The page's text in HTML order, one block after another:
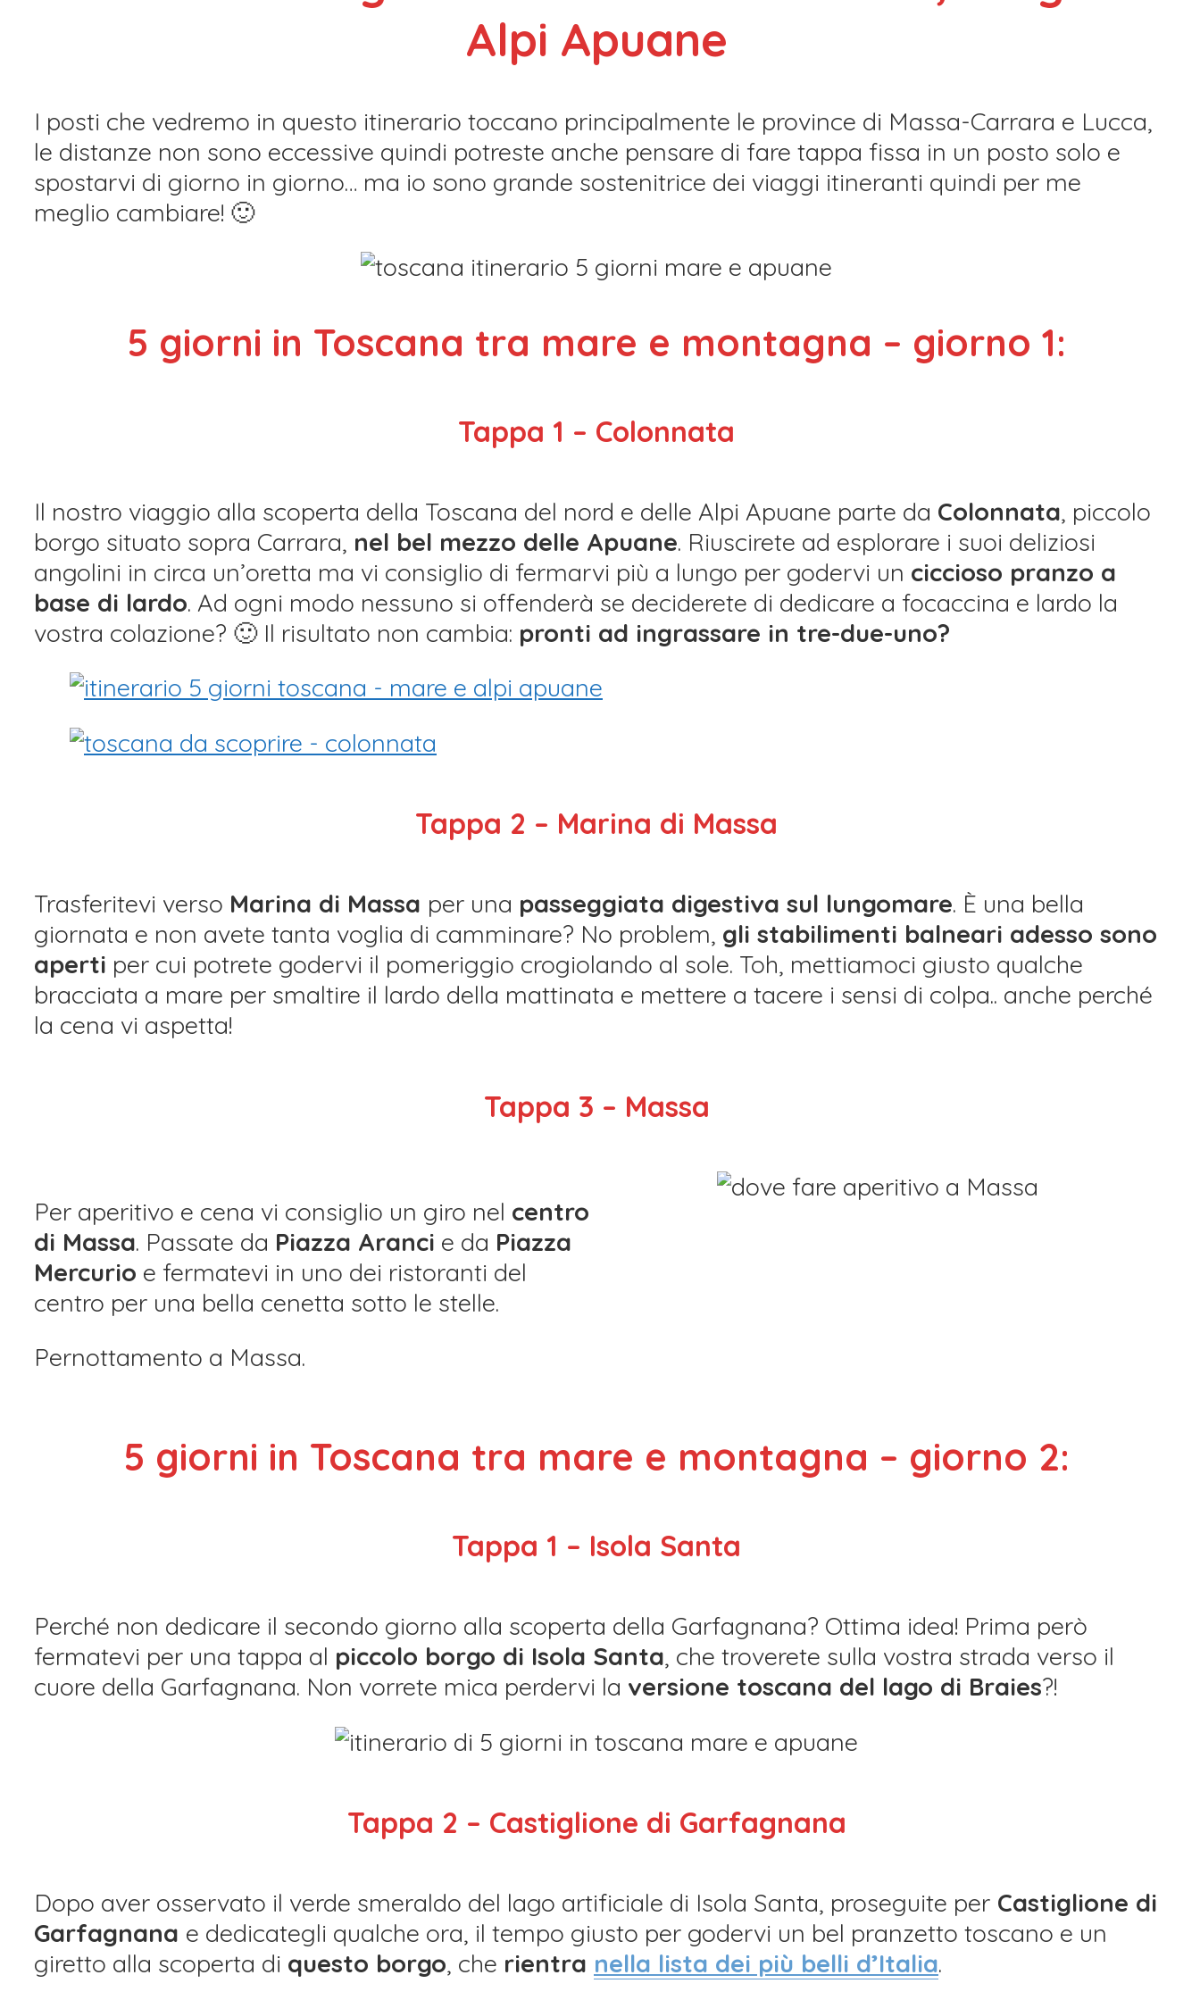
Alpi Apuane
I posti che vedremo in questo itinerario toccano principalmente le province di Massa-Carrara e Lucca,
le distanze non sono eccessive quindi potreste anche pensare di fare tappa fissa in un posto solo e
spostarvi di giorno in giorno… ma io sono grande sostenitrice dei viaggi itineranti quindi per me
meglio cambiare! 🙂
5 giorni in Toscana tra mare e montagna – giorno 1:
Tappa 1 – Colonnata
Il nostro viaggio alla scoperta della Toscana del nord e delle Alpi Apuane parte da Colonnata, piccolo
borgo situato sopra Carrara, nel bel mezzo delle Apuane. Riuscirete ad esplorare i suoi deliziosi
angolini in circa un’oretta ma vi consiglio di fermarvi più a lungo per godervi un ciccioso pranzo a
base di lardo. Ad ogni modo nessuno si offenderà se deciderete di dedicare a focaccina e lardo la
vostra colazione? 🙂 Il risultato non cambia: pronti ad ingrassare in tre-due-uno?
Tappa 2 – Marina di Massa
Trasferitevi verso Marina di Massa per una passeggiata digestiva sul lungomare. È una bella
giornata e non avete tanta voglia di camminare? No problem, gli stabilimenti balneari adesso sono
aperti per cui potrete godervi il pomeriggio crogiolando al sole. Toh, mettiamoci giusto qualche
bracciata a mare per smaltire il lardo della mattinata e mettere a tacere i sensi di colpa.. anche perché
la cena vi aspetta!
Tappa 3 – Massa
Per aperitivo e cena vi consiglio un giro nel centro
di Massa. Passate da Piazza Aranci e da Piazza
Mercurio e fermatevi in uno dei ristoranti del
centro per una bella cenetta sotto le stelle.
Pernottamento a Massa.
5 giorni in Toscana tra mare e montagna – giorno 2:
Tappa 1 – Isola Santa
Perché non dedicare il secondo giorno alla scoperta della Garfagnana? Ottima idea! Prima però
fermatevi per una tappa al piccolo borgo di Isola Santa, che troverete sulla vostra strada verso il
cuore della Garfagnana. Non vorrete mica perdervi la versione toscana del lago di Braies?!
Tappa 2 – Castiglione di Garfagnana
Dopo aver osservato il verde smeraldo del lago artificiale di Isola Santa, proseguite per Castiglione di
Garfagnana e dedicategli qualche ora, il tempo giusto per godervi un bel pranzetto toscano e un
giretto alla scoperta di questo borgo, che rientra nella lista dei più belli d’Italia.